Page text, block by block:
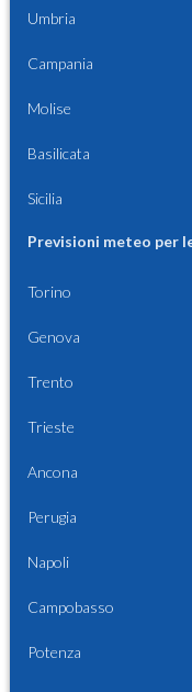
Umbria
Campania
Molise
Basilicata
Sicilia
Previsioni meteo per
Torino
Genova
Trento
Trieste
Ancona
Perugia
Napoli
Campobasso
Potenza